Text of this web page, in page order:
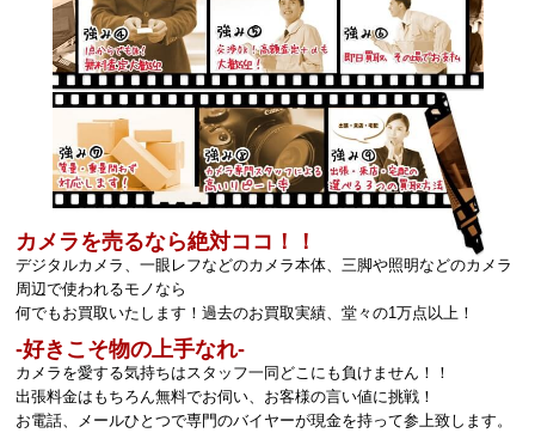
カメラを売るなら絶対ココ！！
デジタルカメラ、一眼レフなどのカメラ本体、三脚や照明などのカメラ
周辺で使われるモノなら
何でもお買取いたします！過去のお買取実績、堂々の1万点以上！
‐好きこそ物の上手なれ‐
カメラを愛する気持ちはスタッフ一同どこにも負けません！！
出張料金はもちろん無料でお伺い、お客様の言い値に挑戦！
お電話、メールひとつで専門のバイヤーが現金を持って参上致します。